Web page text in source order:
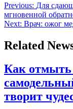
Previous: Для
мгновенной
Next: Врач: ожог
Related
Как отмыть
творит